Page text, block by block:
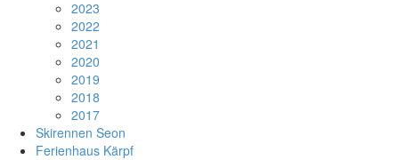
2023
2022
2021
2020
2019
2018
2017
Skirennen Seon
Ferienhaus Kärpf